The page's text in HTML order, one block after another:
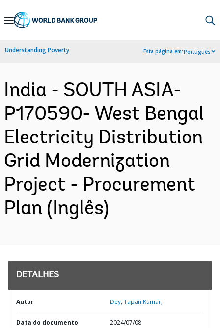
Skip
Navigation
Understanding Poverty Esta página em:Português
India - SOUTH ASIA-
P170590- West Bengal
Electricity Distribution
Grid Modernization
Project - Procurement
Plan (Inglês)
DETALHES
Autor Dey, Tapan Kumar;
Data do documento 2024/07/08